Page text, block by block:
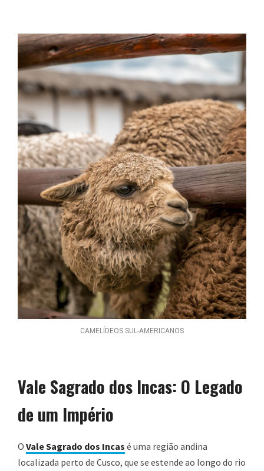
CAMELÍDEOS SUL-AMERICANOS
Vale Sagrado dos Incas: O Legado
de um Império
O Vale Sagrado dos Incas é uma região andina
localizada perto de Cusco, que se estende ao longo do rio